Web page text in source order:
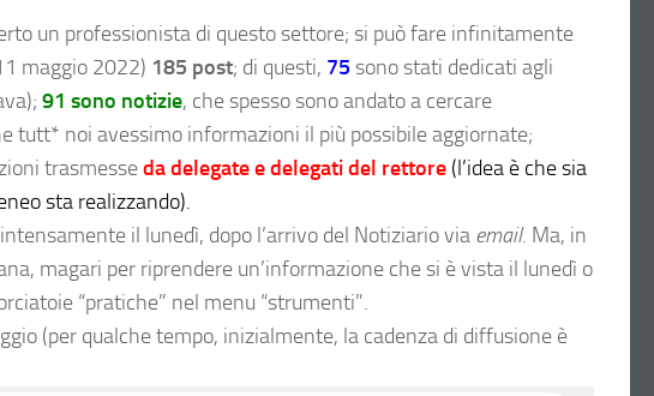
un professionista di questo settore; si può fare infinitamente
maggio 2022) 185 post; di questi, 75 sono stati dedicati agli
91 sono notizie, che spesso sono andato a cercare
tutt* noi avessimo informazioni il più possibile aggiornate;
trasmesseda delegate e delegati del rettore (l’idea è che sia
sta realizzando).
il lunedì, dopo l’arrivo del Notiziario via email. Ma, in
magari per riprendere un’informazione che si è vista il lunedì o
“pratiche” nel menu “strumenti”.
(per qualche tempo, inizialmente, la cadenza di diffusione è